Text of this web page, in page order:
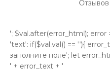
'; $val.after(error_html); error
'text': if($val.val() == ''){
заполните поле'; let
' + error_text + '